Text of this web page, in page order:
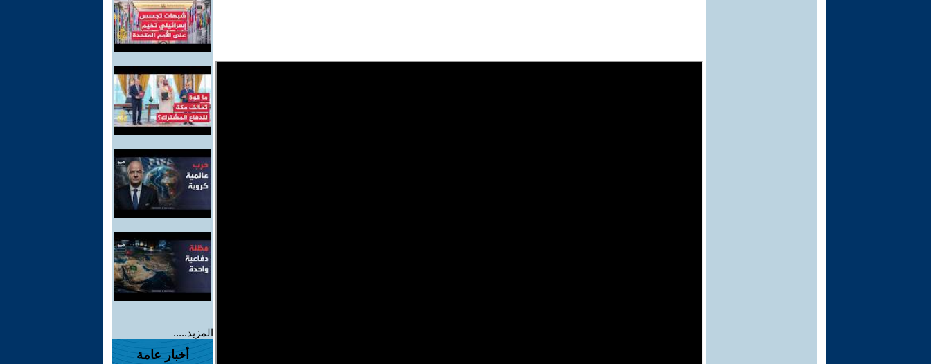
المزيد.....
أخبار عامة